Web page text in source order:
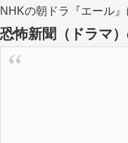
NHKの朝ドラ『エール』
恐怖新聞（ドラマ）